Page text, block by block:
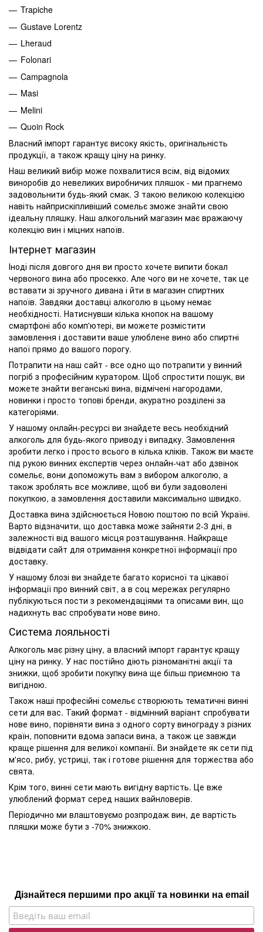
Trapiche
Gustave Lorentz
Lheraud
Folonari
Campagnola
Masi
Melini
Quoin Rock
Власний імпорт гарантує високу якість, оригінальність
продукції, а також кращу ціну на ринку.
Наш великий вибір може похвалитися всім, від відомих
виноробів до невеликих виробничих пляшок - ми прагнемо
задовольнити будь-який смак. З такою великою колекцією
навіть найприскіпливіший сомельє зможе знайти свою
ідеальну пляшку. Наш алкогольний магазин має вражаючу
колекцію вин і міцних напоїв.
Інтернет магазин
Іноді після довгого дня ви просто хочете випити бокал
червоного вина або просекко. Але чого ви не хочете, так це
вставати зі зручного дивана і йти в магазин спиртних
напоїв. Завдяки доставці алкоголю в цьому немає
необхідності. Натиснувши кілька кнопок на вашому
смартфоні або комп'ютері, ви можете розмістити
замовлення і доставити ваше улюблене вино або спиртні
напої прямо до вашого порогу.
Потрапити на наш сайт - все одно що потрапити у винний
погріб з професійним куратором. Щоб спростити пошук, ви
можете знайти веганські вина, відмічені нагородами,
новинки і просто топові бренди, акуратно розділені за
категоріями.
У нашому онлайн-ресурсі ви знайдете весь необхідний
алкоголь для будь-якого приводу і випадку. Замовлення
зробити легко і просто всього в кілька кліків. Також ви маєте
під рукою винних експертів через онлайн-чат або дзвінок
сомельє, вони допоможуть вам з вибором алкоголю, а
також зроблять все можливе, щоб ви були задоволені
покупкою, а замовлення доставили максимально швидко.
Доставка вина здійснюється Новою поштою по всій Україні.
Варто відзначити, що доставка може зайняти 2-3 дні, в
залежності від вашого місця розташування. Найкраще
відвідати сайт для отримання конкретної інформації про
доставку.
У нашому блозі ви знайдете багато корисної та цікавої
інформації про винний світ, а в соц мережах регулярно
публікуються пости з рекомендаціями та описами вин, що
надихнуть вас спробувати нове вино.
Система лояльності
Алкоголь має різну ціну, а власний імпорт гарантує кращу
ціну на ринку. У нас постійно діють різноманітні акції та
знижки, щоб зробити покупку вина ще більш приємною та
вигідною.
Також наші професійні сомельє створюють тематичні винні
сети для вас. Такий формат - відмінний варіант спробувати
нове вино, порівняти вина з одного сорту винограду з різних
країн, поповнити вдома запаси вина, а також це завжди
краще рішення для великої компанії. Ви знайдете як сети під
м'ясо, рибу, устриці, так і готове рішення для торжества або
свята.
Крім того, винні сети мають вигідну вартість. Це вже
улюблений формат серед наших вайнловерів.
Періодично ми влаштовуємо розпродаж вин, де вартість
пляшки може бути з -70% знижкою.
Дізнайтеся першими про акції та новинки на email